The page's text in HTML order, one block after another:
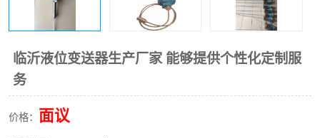
临沂液位变送器生产厂家 能够提供个性化定制服
务
价格： 面议
流量仪表 加油站液位仪